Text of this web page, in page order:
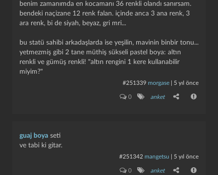
benim zamanımda en kocamanı 36 renkli olandı sanırsam.
bendeki naçizane 12 renk falan. içinde anca 3 ana renk, 3
ara renk, bi de siyah, beyaz, gri mri...
bu statü sahibi arkadaşlarda ise yeşilin, mavinin binbir tonu...
yetmezmiş gibi 2 tane müthiş sükseli pastel boya: altın
renkli ve gümüş renkli! "altın rengini 1 kere kullanabilir
miyim?"
#251339 morgase 5 yıl önce
0 anket
guaj boya seti
ve tabi ki gitar.
#251342 mangetsu 5 yıl önce
0 anket